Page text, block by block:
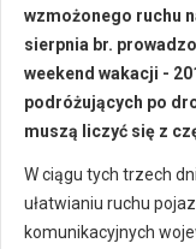
wzmożonego ruchu
sierpnia br.
weekend wakacji -
podróżujących po
muszą liczyć się z
W ciągu tych trzech
ułatwianiu ruchu
komunikacyjnych